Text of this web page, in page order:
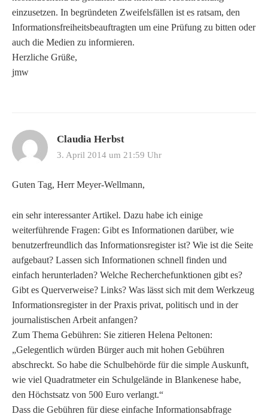
einzusetzen. In begründeten Zweifelsfällen ist es ratsam, den
Informationsfreiheitsbeauftragten um eine Prüfung zu bitten oder
auch die Medien zu informieren.
Herzliche Grüße,
jmw
Claudia Herbst
3. April 2014 um 21:59 Uhr
Guten Tag, Herr Meyer-Wellmann,
ein sehr interessanter Artikel. Dazu habe ich einige
weiterführende Fragen: Gibt es Informationen darüber, wie
benutzerfreundlich das Informationsregister ist? Wie ist die Seite
aufgebaut? Lassen sich Informationen schnell finden und
einfach herunterladen? Welche Recherchefunktionen gibt es?
Gibt es Querverweise? Links? Was lässt sich mit dem Werkzeug
Informationsregister in der Praxis privat, politisch und in der
journalistischen Arbeit anfangen?
Zum Thema Gebühren: Sie zitieren Helena Peltonen:
„Gelegentlich würden Bürger auch mit hohen Gebühren
abschreckt. So habe die Schulbehörde für die simple Auskunft,
wie viel Quadratmeter ein Schulgelände in Blankenese habe,
den Höchstsatz von 500 Euro verlangt.“
Dass die Gebühren für diese einfache Informationsabfrage